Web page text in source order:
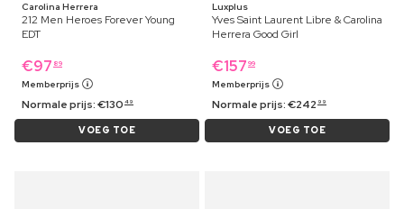
Carolina Herrera
212 Men Heroes Forever Young
EDT
€97 89
Memberprijs
Normale prijs:€130 49
VOEG TOE
Luxplus
Yves Saint Laurent Libre & Carolina
Herrera Good Girl
€157 99
Memberprijs
Normale prijs:€242 99
VOEG TOE